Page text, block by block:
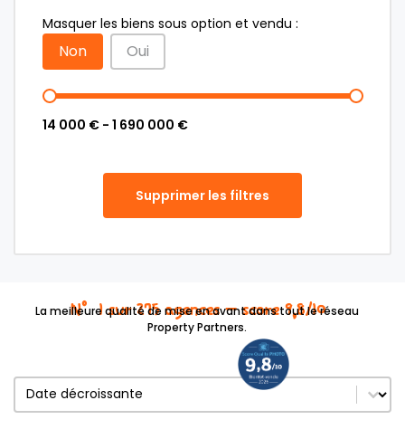
Masquer les biens sous option et vendu :
Non Oui
14 000 € - 1 690 000 €
Supprimer les filtres
N°1 sur 275 agences – score 9,8/10
La meilleure qualité de mise en avant dans tout le réseau
Property Partners.
Trier le contenu